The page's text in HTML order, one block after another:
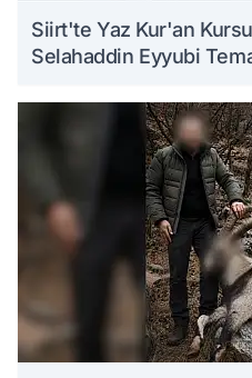
Siirt'te Yaz Kur'an
Selahaddin Eyyubi